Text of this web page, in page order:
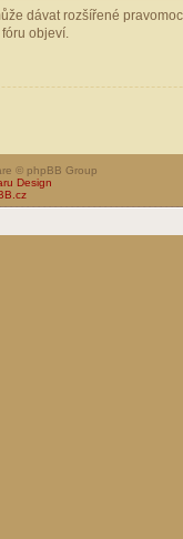
dávat rozšířené
objeví.
© phpBB Group
Design